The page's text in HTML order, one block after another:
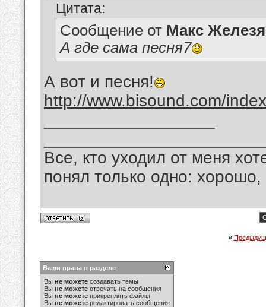
Цитата:
Сообщение от Макс
А где сама песня7
А вот и песня!
http://www.bisound.com/
Все, кто уходил от меня
понял только одно:
«
Ваши права в разделе
Вы не можете создавать темы
Вы не можете отвечать на сообщения
Вы не можете прикреплять файлы
Вы не можете редактировать сообщения